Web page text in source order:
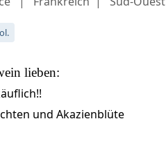
lieben:
und Akazienblüte